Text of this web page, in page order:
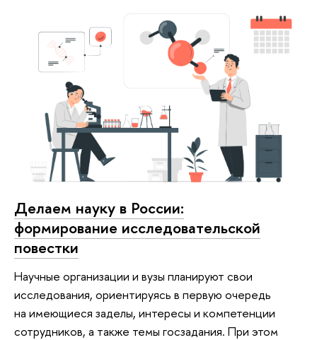
Делаем науку в России:
формирование исследовательской
повестки
Научные организации и вузы планируют свои
исследования, ориентируясь в первую очередь
на имеющиеся заделы, интересы и компетенции
сотрудников, а также темы госзадания. При этом